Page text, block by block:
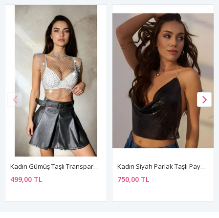
Kadın Gümüş Taşlı Transparan File Bluz Işıltılı Kolsuz Festival Ve Parti Büstiyeri
499,00 TL
Kadın Siyah Parlak Taşlı Payetli Mini Crop Kayık Yaka Seksi Zincirli Bluz Zırh Büstiyer
750,00 TL